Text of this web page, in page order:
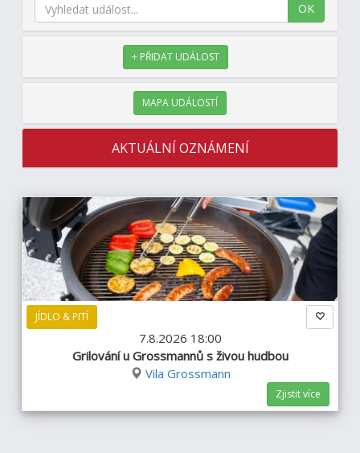
OK
+ PŘIDAT UDÁLOST
MAPA UDÁLOSTÍ
AKTUÁLNÍ OZNÁMENÍ
JÍDLO & PITÍ
7.8.2026 18:00
Grilování u Grossmannů s živou hudbou
Vila Grossmann
Zjistit více